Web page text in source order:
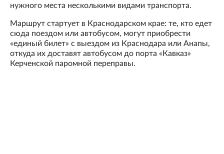
нужного места несколькими видами транспорта.
Маршрут стартует в Краснодарском крае: те, кто едет
сюда поездом или автобусом, могут приобрести
«единый билет» с выездом из Краснодара или Анапы,
откуда их доставят автобусом до порта «Кавказ»
Керченской паромной переправы.